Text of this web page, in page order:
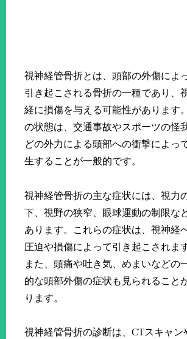
視神経管骨折とは、頭部の外傷によ
引き起こされる骨折の一種であり、
経に損傷を与える可能性があります
の状態は、交通事故やスポーツの怪
どの外力による頭部への衝撃によっ
生することが一般的です。
視神経管骨折の主な症状には、視力
下、視野の狭窄、眼球運動の制限な
あります。これらの症状は、視神経
圧迫や損傷によって引き起こされます
また、頭痛や吐き気、めまいなどの
的な頭部外傷の症状も見られること
ります。
視神経管骨折の診断は、CTスキャン